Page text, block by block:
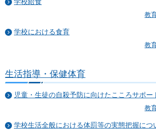
学校給食
教
学校における食育
教
生活指導・保健体育
児童・生徒の自殺予防に向けたこころサポー
教
学校生活全般における体罰等の実態把握につ